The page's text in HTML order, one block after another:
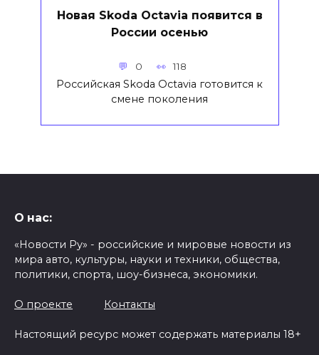
Новая Skoda Octavia появится в
России осенью
0 118
Российская Skoda Octavia готовится к
смене поколения
О нас:
«Новости Ру» - российские и мировые новости из
мира авто, культуры, науки и техники, общества,
политики, спорта, шоу-бизнеса, экономики.
О проекте Контакты
Настоящий ресурс может содержать материалы 18+